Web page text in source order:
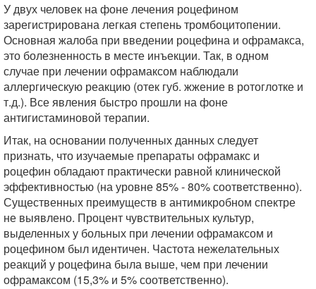
У двух человек на фоне лечения роцефином
зарегистрирована легкая степень тромбоцитопении.
Основная жалоба при введении роцефина и офрамакса,
это болезненность в месте инъекции. Так, в одном
случае при лечении офрамаксом наблюдали
аллергическую реакцию (отек губ. жжение в ротоглотке и
т.д.). Все явления быстро прошли на фоне
антигистаминовой терапии.
Итак, на основании полученных данных следует
признать, что изучаемые препараты офрамакс и
роцефин обладают практически равной клинической
эффективностью (на уровне 85% - 80% соответственно).
Существенных преимуществ в антимикробном спектре
не выявлено. Процент чувствительных культур,
выделенных у больных при лечении офрамаксом и
роцефином был идентичен. Частота нежелательных
реакций у роцефина была выше, чем при лечении
офрамаксом (15,3% и 5% соответственно).